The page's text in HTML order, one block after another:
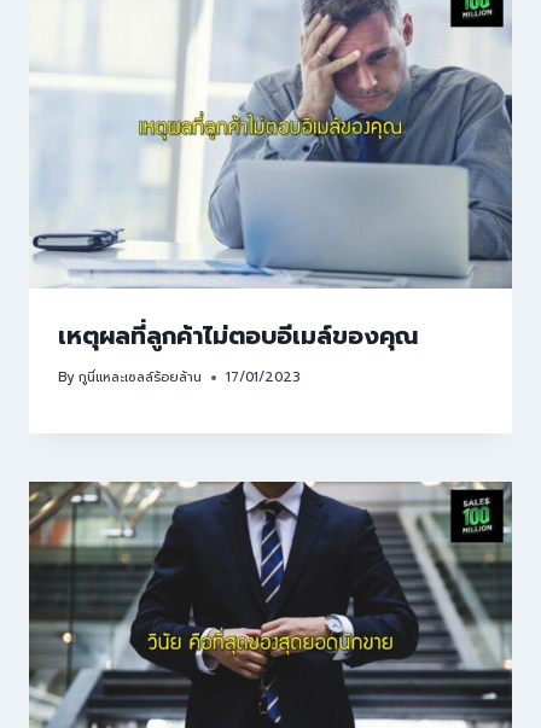
เหตุผลที่ลูกค้าไม่ตอบอีเมล์ของคุณ
Byกูนี่แหละเซลล์ร้อยล้าน 17/01/2023